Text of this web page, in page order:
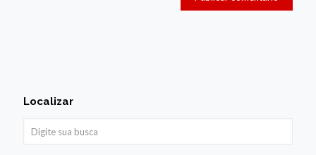
Localizar